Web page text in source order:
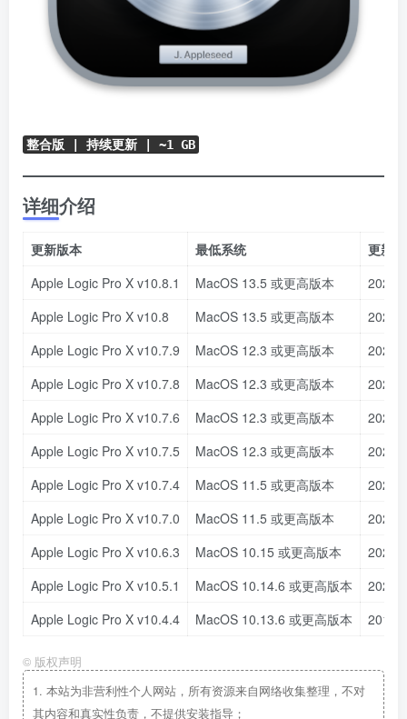
整合版 | 持续更新 | ~1 GB
详细介绍
更新版本 最低系统
更新
Apple Logic Pro X v10.8.1
MacOS 13.5 或更高版本
Apple Logic Pro X v10.8
MacOS 13.5 或更高版本
Apple Logic Pro X v10.7.9
MacOS 12.3 或更高版本
Apple Logic Pro X v10.7.8
MacOS 12.3 或更高版本
Apple Logic Pro X v10.7.6
MacOS 12.3 或更高版本
Apple Logic Pro X v10.7.5
MacOS 12.3 或更高版本
Apple Logic Pro X v10.7.4
MacOS 11.5 或更高版本
Apple Logic Pro X v10.7.0
MacOS 11.5 或更高版本
Apple Logic Pro X v10.6.3
MacOS 10.15 或更高版本
Apple Logic Pro X v10.5.1
MacOS 10.14.6 或更高版本
Apple Logic Pro X v10.4.4
MacOS 10.13.6 或更高版本
© 版权声明
1. 本站为非营利性个人网站，所有资源来自网络收集整理，不对
其内容和真实性负责，不提供安装指导；